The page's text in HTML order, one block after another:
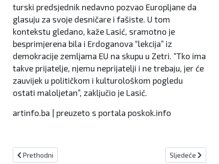
turski predsjednik nedavno pozvao Europljane da
glasuju za svoje desničare i fašiste. U tom
kontekstu gledano, kaže Lasić, sramotno je
besprimjerena bila i Erdoganova “lekcija” iz
demokracije zemljama EU na skupu u Zetri. “Tko ima
takve prijatelje, njemu neprijatelji i ne trebaju, jer će
zauvijek u političkom i kulturološkom pogledu
ostati maloljetan”, zaključio je Lasić.
artinfo.ba | preuzeto s portala poskok.info
Prethodni članak: Bevanda: Vijeće ministara nije donijelo odluku
Prethodni Sljedeći članak:
Sljedeće